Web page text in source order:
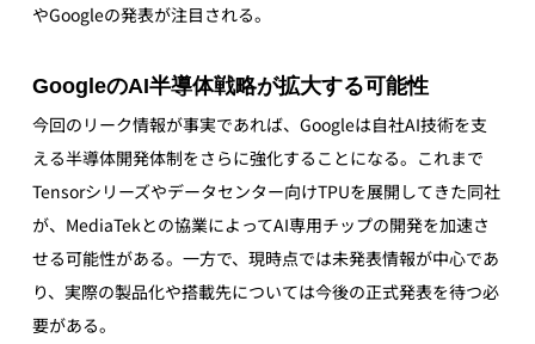
やGoogleの発表が注目される。
GoogleのAI半導体戦略が拡大する可能性
今回のリーク情報が事実であれば、Googleは自社AI技術を支
える半導体開発体制をさらに強化することになる。これまで
Tensorシリーズやデータセンター向けTPUを展開してきた同社
が、MediaTekとの協業によってAI専用チップの開発を加速さ
せる可能性がある。一方で、現時点では未発表情報が中心であ
り、実際の製品化や搭載先については今後の正式発表を待つ必
要がある。